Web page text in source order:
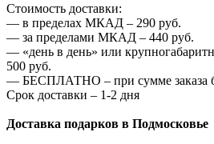
Стоимость доставки:
— в пределах МКАД – 290 руб.
— за пределами МКАД – 440 руб.
— «день в день» или
500 руб.
— БЕСПЛАТНО – при сумме заказа
Срок доставки – 1-2 дня
Доставка подарков в Подмосковье